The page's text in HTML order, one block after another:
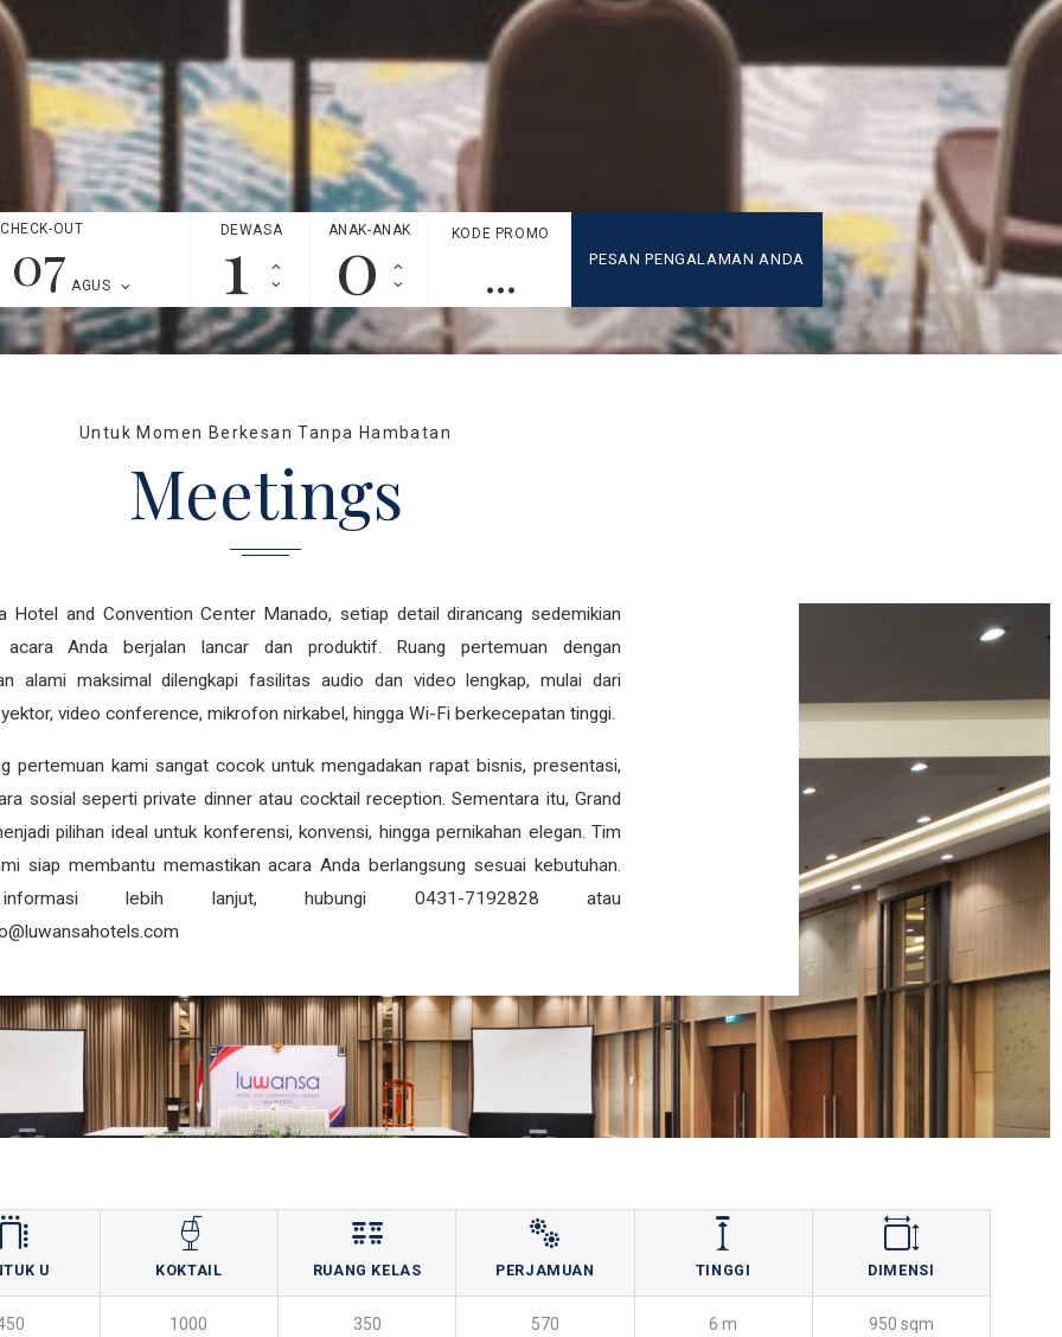
CHECK-OUT
07 AGUS
DEWASA ANAK-ANAK KODE PROMO
PESAN PENGALAMAN ANDA
Meetings
Untuk Momen Berkesan Tanpa Hambatan
Hotel and Convention Center Manado, setiap detail dirancang sedemikian
Anda berjalan lancar dan produktif. Ruang pertemuan dengan
alami maksimal dilengkapi fasilitas audio dan video lengkap, mulai dari
video conference, mikrofon nirkabel, hingga Wi-Fi berkecepatan tinggi.
pertemuan kami sangat cocok untuk mengadakan rapat bisnis, presentasi,
sosial seperti private dinner atau cocktail reception. Sementara itu, Grand
pilihan ideal untuk konferensi, konvensi, hingga pernikahan elegan. Tim
siap membantu memastikan acara Anda berlangsung sesuai kebutuhan.
lebih lanjut, hubungi 0431-7192828 atau
U KOKTAIL RUANG KELAS PERJAMUAN TINGGI DIMENSI
1000 350 570 6 m 950 sqm